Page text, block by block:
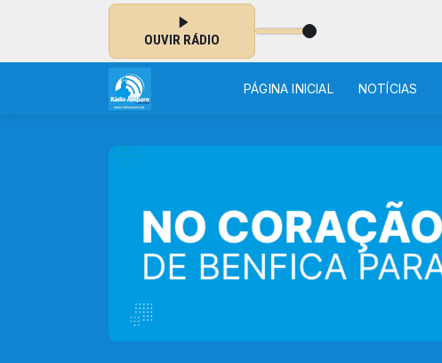
OUVIR RÁDIO
AMPARO, NO CORAÇÃO DA BOA NOTÍCIA
PÁGINA INICIAL NOTÍCIAS